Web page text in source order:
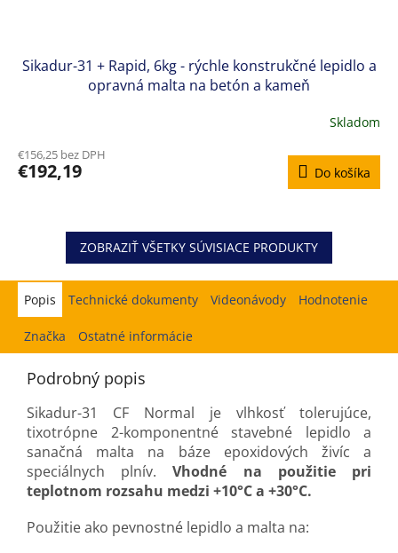
Sikadur-31 + Rapid, 6kg - rýchle konstrukčné lepidlo a
opravná malta na betón a kameň
Skladom
€156,25 bez DPH
€192,19 Do košíka
ZOBRAZIŤ VŠETKY SÚVISIACE PRODUKTY
Popis Hodnotenie
Značka Ostatné informácie
Podrobný popis
Sikadur-31 CF Normal je vlhkosť tolerujúce,
tixotrópne 2-komponentné stavebné lepidlo a
sanačná malta na báze epoxidových živíc a
speciálnych plnív.Vhodné na použitie pri
teplotnom rozsahu medzi +10°C a +30°C.
Použitie ako pevnostné lepidlo a malta na: